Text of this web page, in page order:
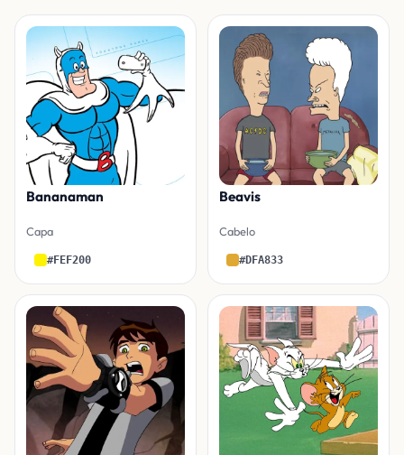
Bananaman
Capa
#FEF200
Beavis
Cabelo
#DFA833